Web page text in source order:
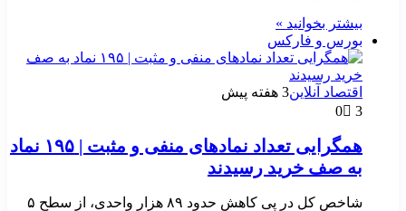
بیشتر بخوانید »
بورس و فارکس
اقتصاد آنلاین3 هفته پیش
0
3
همگرایی تعداد نماد‌های منفی و مثبت | ۱۹۵ نماد
به صف خرید رسیدند
شاخص کل در پی کاهش حدود ۸۹ هزار واحدی، از سطح ۵